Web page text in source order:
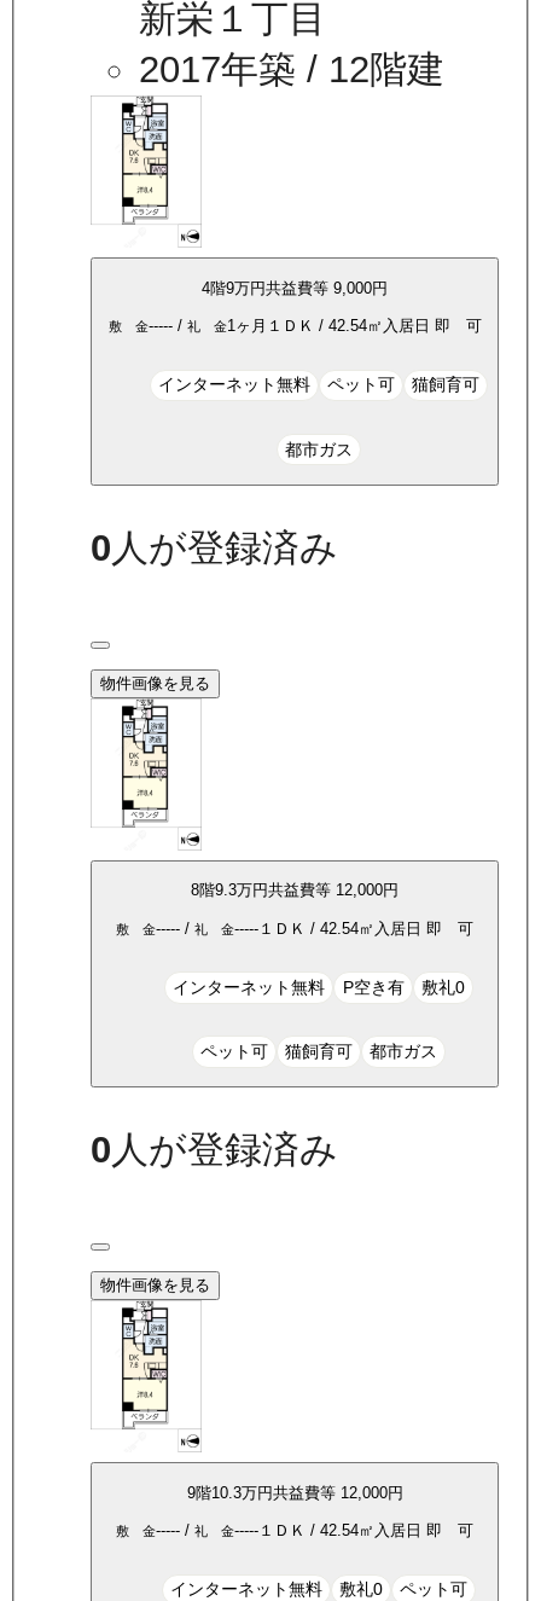
新栄１丁目
2017年築 / 12階建
4階9万円共益費等 9,000円
敷 金-----/ 礼 金1ヶ月 １ＤＫ / 42.54㎡ 入居日 即 可
インターネット無料 ペット可 猫飼育可
都市ガス
0 人が登録済み
物件画像を見る
8階9.3万円共益費等 12,000円
敷 金----- / 礼 金----- １ＤＫ / 42.54㎡ 入居日 即 可
インターネット無料 P空き有 敷礼0
ペット可 猫飼育可 都市ガス
0人が登録済み
物件画像を見る
9階10.3万円共益費等 12,000円
敷 金----- / 礼 金----- １ＤＫ / 42.54㎡ 入居日 即 可
インターネット無料 敷礼0 ペット可